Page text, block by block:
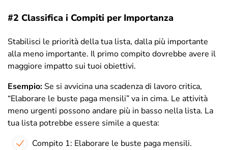
#2 Classifica i Compiti per Importanza
Stabilisci le priorità della tua lista, dalla più importante
alla meno importante. Il primo compito dovrebbe avere il
maggiore impatto sui tuoi obiettivi.
Esempio: Se si avvicina una scadenza di lavoro critica,
“Elaborare le buste paga mensili” va in cima. Le attività
meno urgenti possono andare più in basso nella lista. La
tua lista potrebbe essere simile a questa:
Compito 1: Elaborare le buste paga mensili.